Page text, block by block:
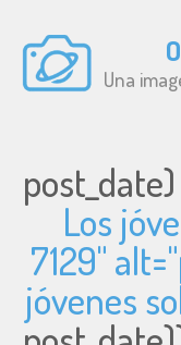
Una
post_date)
Los
7129" alt="
jóvenes